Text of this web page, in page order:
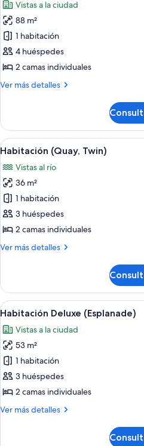
las
fotos
de
Fullerton
Suite
Bedded
Vistas a la ciudad
88 m²
1 habitación
4 huéspedes
2 camas individuales
Ver más detalles
Más
Suite
Twin
Bedded
Abrir
todas
las
fotos
de
Habitación
(Quay,
6
Habitación (Quay, Twin)
Vistas al río
36 m²
1 habitación
3 huéspedes
2 camas individuales
Ver más detalles
Más
(Quay,
Twin)
Abrir
todas
las
fotos
de
Habitación
Deluxe
6
Habitación Deluxe (Esplanade)
Vistas a la ciudad
53 m²
1 habitación
3 huéspedes
2 camas individuales
Ver más detalles
Más